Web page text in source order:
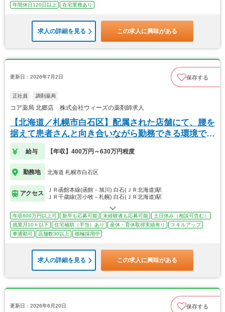
年間休日120日以上
在宅業務あり
求人の詳細を見る この求人に興味がある
更新日：2026年7月2日 保存する
正社員 調剤薬局
コア薬局 北郷店 株式会社ウィーズの薬剤師求人
【北海道／札幌市白石区】配属された店舗にて、腰を
据えて患者さんと向き合いながら勤務できる環境で
す！
給与 【年収】400万円～630万円程度
勤務地 北海道 札幌市白石区
アクセス
ＪＲ函館本線(函館－旭川) 白石(ＪＲ北海道)駅
ＪＲ千歳線(苫小牧－札幌) 白石(ＪＲ北海道)駅
年収600万円以上可 新卒も応募可能 未経験者も応募可能
土日休み（相談可含む）
残業月10ｈ以下
住宅補助（手当）あり 産休・育休取得実績有り
スキルアップ
車通勤可
店舗数30以上 積極採用中
求人の詳細を見る この求人に興味がある
更新日：2026年6月20日 保存する